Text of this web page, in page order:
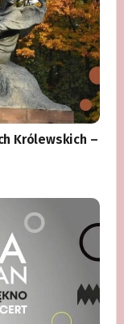
Królewskich –